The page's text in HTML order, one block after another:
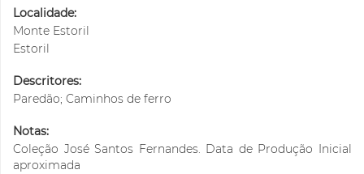
Localidade:
Monte Estoril
Estoril
Descritores:
Paredão; Caminhos de ferro
Notas:
Coleção José Santos Fernandes. Data de Produção Inicial
aproximada